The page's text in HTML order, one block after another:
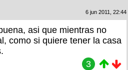
6 jun 2011, 22:44
asi que mientras no
como si quiere tener la casa
3